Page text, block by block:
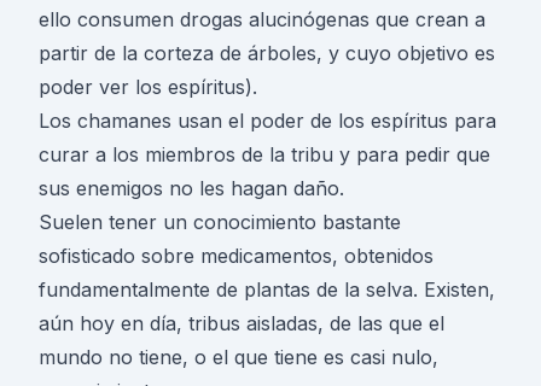
ello consumen drogas alucinógenas que crean a
partir de la corteza de árboles, y cuyo objetivo es
poder ver los espíritus).
Los chamanes usan el poder de los espíritus para
curar a los miembros de la tribu y para pedir que
sus enemigos no les hagan daño.
Suelen tener un conocimiento bastante
sofisticado sobre medicamentos, obtenidos
fundamentalmente de plantas de la selva. Existen,
aún hoy en día, tribus aisladas, de las que el
mundo no tiene, o el que tiene es casi nulo,